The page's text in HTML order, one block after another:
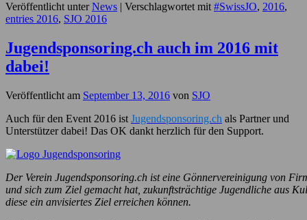
Veröffentlicht unter News | Verschlagwortet mit #SwissJO, 2016,
entries 2016, SJO 2016
Jugendsponsoring.ch auch im 2016 mit
dabei!
Veröffentlicht am September 13, 2016 von SJO
Auch für den Event 2016 ist Jugendsponsoring.ch als Partner und
Unterstützer dabei! Das OK dankt herzlich für den Support.
Der Verein Jugendsponsoring.ch ist eine Gönnervereinigung von
und sich zum Ziel gemacht hat, zukunftsträchtige Jugendliche aus
diese ein anvisiertes Ziel erreichen können.